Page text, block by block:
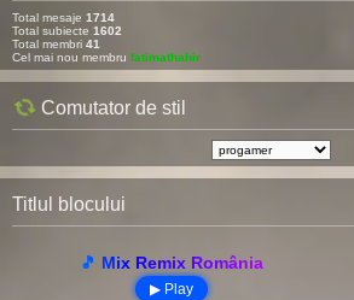
Total mesaje 1714
Total subiecte 1602
Total membri 41
Cel mai nou membru fatimathahir
Comutator de stil
Titlul blocului
🎵 Mix Remix România
▶ Play